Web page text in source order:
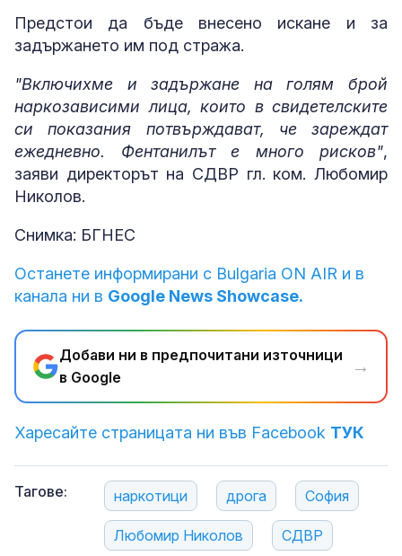
Предстои да бъде внесено искане и за
задържането им под стража.
"Включихме и задържане на голям брой
наркозависими лица, които в свидетелските
си показания потвърждават, че зареждат
ежедневно. Фентанилът е много рисков",
заяви директорът на СДВР гл. ком. Любомир
Николов.
Снимка: БГНЕС
Останете информирани с Bulgaria ON AIR и в
канала ни в Google News Showcase.
Добави ни в предпочитани източници
в Google
→
Харесайте страницата ни във Facebook ТУК
Тагове: наркотици дрога София
Любомир Николов СДВР